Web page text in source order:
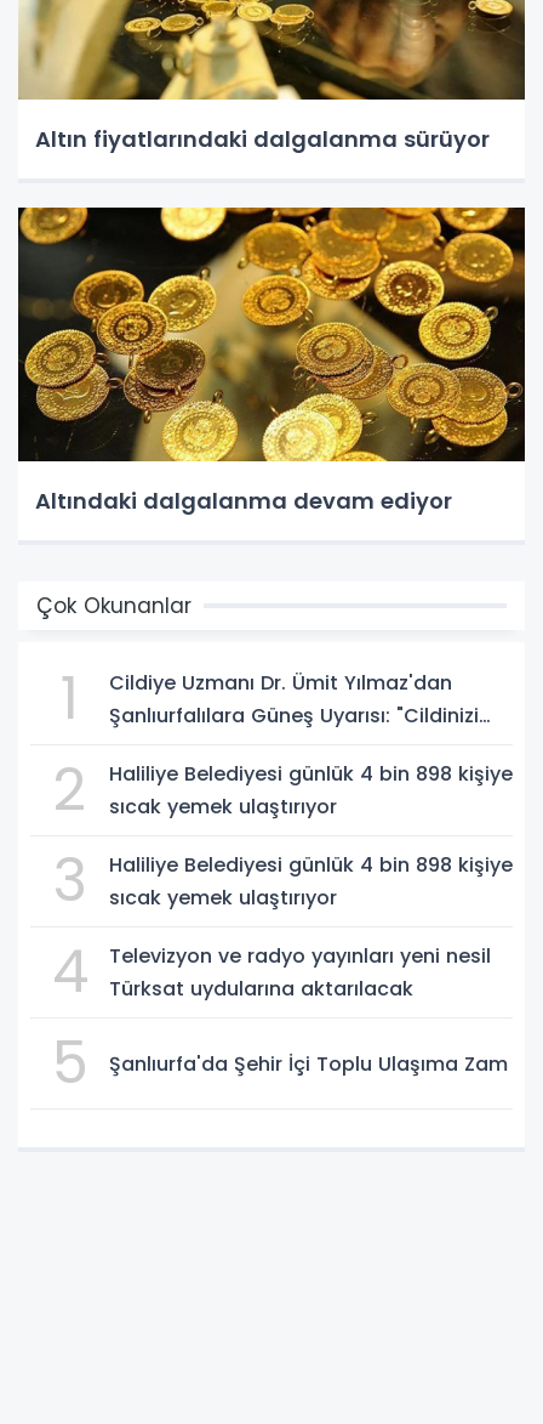
Altın fiyatlarındaki dalgalanma sürüyor
Altındaki dalgalanma devam ediyor
Çok Okunanlar
1
Cildiye Uzmanı Dr. Ümit Yılmaz'dan
Şanlıurfalılara Güneş Uyarısı: "Cildinizi
2
Haliliye Belediyesi günlük 4 bin 898 kişiye
sıcak yemek ulaştırıyor
3
Haliliye Belediyesi günlük 4 bin 898 kişiye
sıcak yemek ulaştırıyor
4
Televizyon ve radyo yayınları yeni nesil
Türksat uydularına aktarılacak
5 Şanlıurfa'da Şehir İçi Toplu Ulaşıma Zam